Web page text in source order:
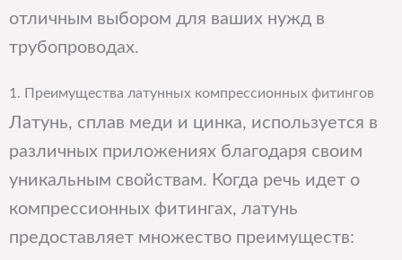
отличным выбором для ваших нужд в
трубопроводах.
1. Преимущества латунных компрессионных фитингов
Латунь, сплав меди и цинка, используется в
различных приложениях благодаря своим
уникальным свойствам. Когда речь идет о
компрессионных фитингах, латунь
предоставляет множество преимуществ: